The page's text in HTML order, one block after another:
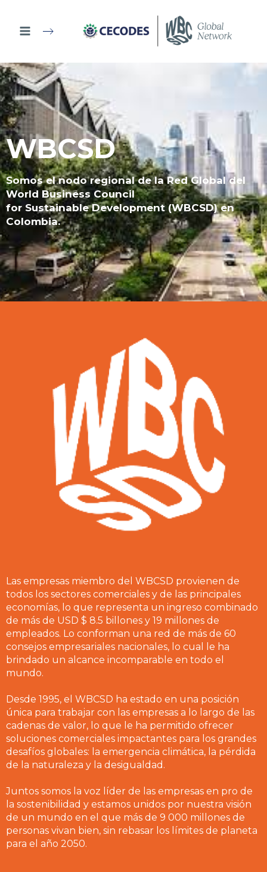
contenido
WBCSD
Somos el nodo regional de la Red Global del
World Business Council
for Sustainable Development (WBCSD) en
Colombia.
Las empresas miembro del WBCSD provienen de
todos los sectores comerciales y de las principales
economías, lo que representa un ingreso combinado
de más de USD $ 8.5 billones y 19 millones de
empleados. Lo conforman una red de más de 60
consejos empresariales nacionales, lo cual le ha
brindado un alcance incomparable en todo el
mundo.
Desde 1995, el WBCSD ha estado en una posición
única para trabajar con las empresas a lo largo de las
cadenas de valor, lo que le ha permitido ofrecer
soluciones comerciales impactantes para los grandes
desafíos globales: la emergencia climática, la pérdida
de la naturaleza y la desigualdad.
Juntos somos la voz líder de las empresas en pro de
la sostenibilidad y estamos unidos por nuestra visión
de un mundo en el que más de 9 000 millones de
personas vivan bien, sin rebasar los límites de planeta
para el año 2050.